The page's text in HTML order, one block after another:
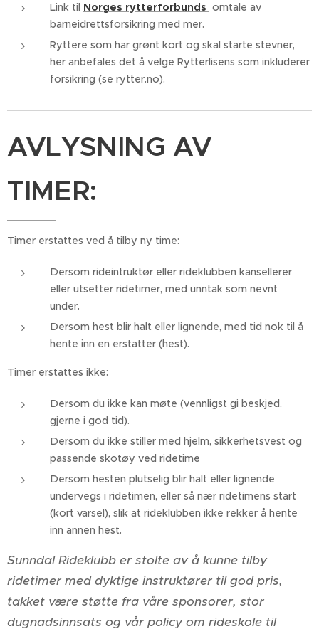
Link til Norges rytterforbunds omtale av
barneidrettsforsikring med mer.
Ryttere som har grønt kort og skal starte stevner,
her anbefales det å velge Rytterlisens som inkluderer
forsikring (se rytter.no).
AVLYSNING AV
TIMER:
Timer erstattes ved å tilby ny time:
Dersom rideintruktør eller rideklubben kansellerer
eller utsetter ridetimer, med unntak som nevnt
under.
Dersom hest blir halt eller lignende, med tid nok til å
hente inn en erstatter (hest).
Timer erstattes ikke:
Dersom du ikke kan møte (vennligst gi beskjed,
gjerne i god tid).
Dersom du ikke stiller med hjelm, sikkerhetsvest og
passende skotøy ved ridetime
Dersom hesten plutselig blir halt eller lignende
undervegs i ridetimen, eller så nær ridetimens start
(kort varsel), slik at rideklubben ikke rekker å hente
inn annen hest.
Sunndal Rideklubb er stolte av å kunne tilby
ridetimer med dyktige instruktører til god pris,
takket være støtte fra våre sponsorer, stor
dugnadsinnsats og vår policy om rideskole til